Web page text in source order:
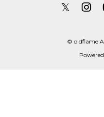
𝕏
© oldflame